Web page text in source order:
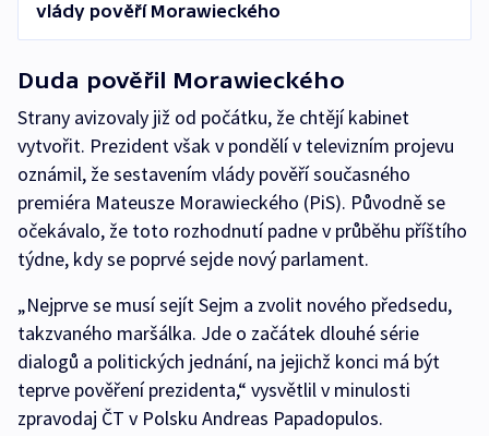
vlády pověří Morawieckého
Duda pověřil Morawieckého
Strany avizovaly již od počátku, že chtějí kabinet
vytvořit. Prezident však v pondělí v televizním projevu
oznámil, že sestavením vlády pověří současného
premiéra Mateusze Morawieckého (PiS). Původně se
očekávalo, že toto rozhodnutí padne v průběhu příštího
týdne, kdy se poprvé sejde nový parlament.
„Nejprve se musí sejít Sejm a zvolit nového předsedu,
takzvaného maršálka. Jde o začátek dlouhé série
dialogů a politických jednání, na jejichž konci má být
teprve pověření prezidenta,“ vysvětlil v minulosti
zpravodaj ČT v Polsku Andreas Papadopulos.